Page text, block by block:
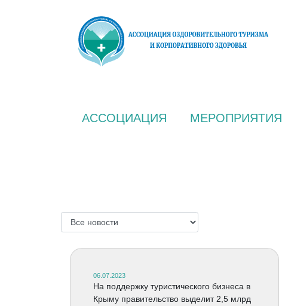
АССОЦИАЦИЯ МЕРОПРИЯТИЯ
06.07.2023
На поддержку туристического бизнеса в
Крыму правительство выделит 2,5 млрд